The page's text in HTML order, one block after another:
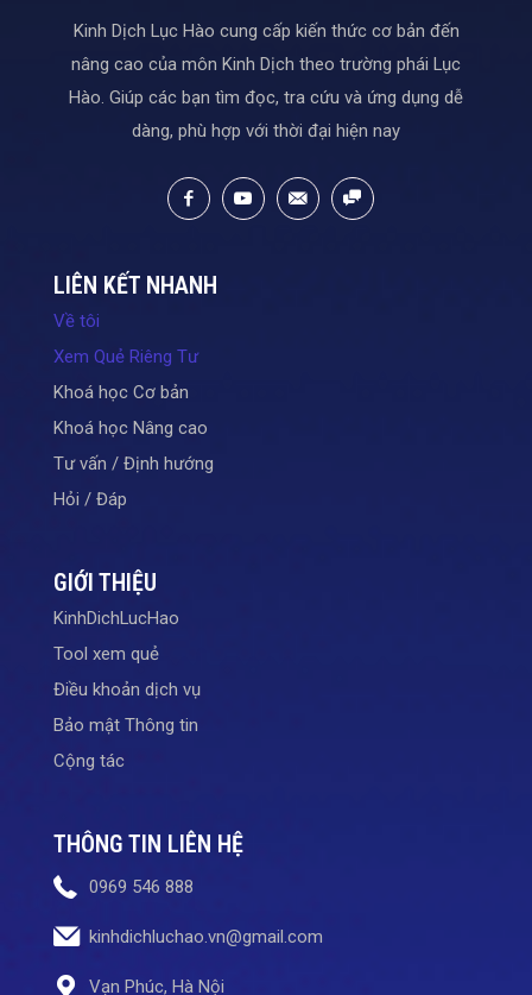
Kinh Dịch Lục Hào cung cấp kiến thức cơ bản đến
nâng cao của môn Kinh Dịch theo trường phái Lục
Hào. Giúp các bạn tìm đọc, tra cứu và ứng dụng dễ
dàng, phù hợp với thời đại hiện nay
LIÊN KẾT NHANH
Về tôi
Xem Quẻ Riêng Tư
Khoá học Cơ bản
Khoá học Nâng cao
Tư vấn / Định hướng
Hỏi / Đáp
GIỚI THIỆU
KinhDichLucHao
Tool xem quẻ
Điều khoản dịch vụ
Bảo mật Thông tin
Cộng tác
THÔNG TIN LIÊN HỆ
0969 546 888
kinhdichluchao.vn@gmail.com
Vạn Phúc, Hà Nội